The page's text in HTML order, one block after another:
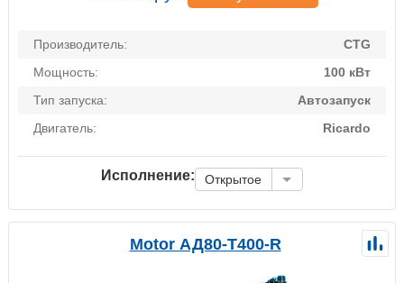
Производитель:
CTG
Мощность:
100 кВт
Тип запуска:
Автозапуск
Двигатель:
Ricardo
Исполнение: Открытое
Motor АД80-Т400-R